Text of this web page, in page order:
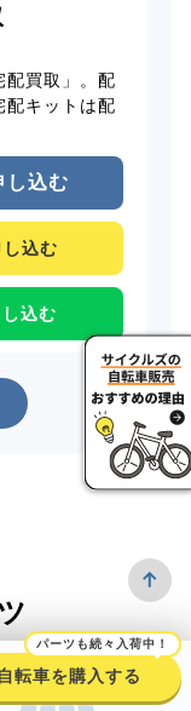
配買取」。配
配キットは配
し込む
込む
込む
パーツも続々入荷中！
自転車を購入する